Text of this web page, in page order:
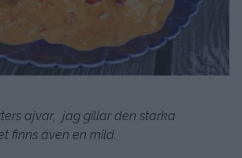
ajvar, jag gillar den starka
finns även en mild.